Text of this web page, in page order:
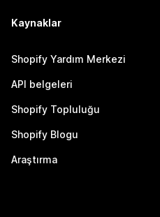
Kaynaklar
Shopify Yardım Merkezi
API belgeleri
Shopify Topluluğu
Shopify Blogu
Araştırma